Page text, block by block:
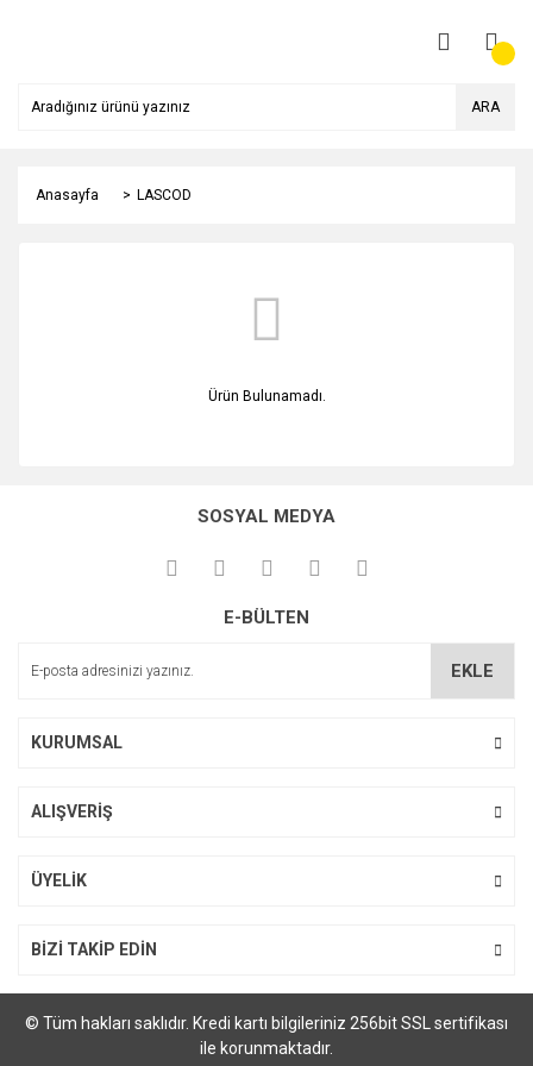
ARA
Anasayfa LASCOD
Ürün Bulunamadı.
SOSYAL MEDYA
E-BÜLTEN
EKLE
KURUMSAL
ALIŞVERİŞ
ÜYELİK
BİZİ TAKİP EDİN
© Tüm hakları saklıdır. Kredi kartı bilgileriniz 256bit SSL sertifikası
ile korunmaktadır.